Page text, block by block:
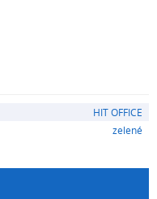
HIT OFFICE
zelené